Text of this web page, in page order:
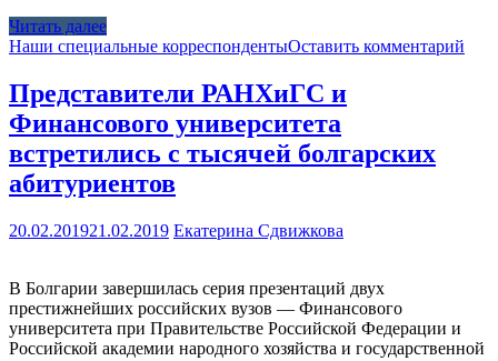
Читать далее
Наши специальные корреспондентыОставить комментарий
Представители РАНХиГС и
Финансового университета
встретились с тысячей болгарских
абитуриентов
20.02.201921.02.2019 Екатерина Сдвижкова
В Болгарии завершилась серия презентаций двух
престижнейших российских вузов — Финансового
университета при Правительстве Российской Федерации и
Российской академии народного хозяйства и государственной